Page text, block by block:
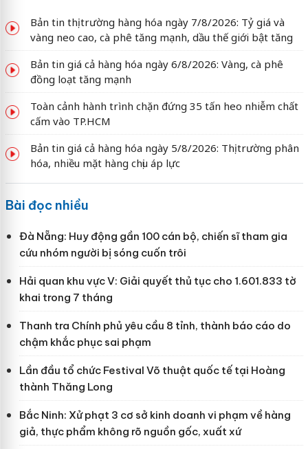
Bản tin thị trường hàng hóa ngày 7/8/2026: Tỷ giá và
vàng neo cao, cà phê tăng mạnh, dầu thế giới bật tăng
Bản tin giá cả hàng hóa ngày 6/8/2026: Vàng, cà phê
đồng loạt tăng mạnh
Toàn cảnh hành trình chặn đứng 35 tấn heo nhiễm chất
cấm vào TP.HCM
Bản tin giá cả hàng hóa ngày 5/8/2026: Thị trường phân
hóa, nhiều mặt hàng chịu áp lực
Bài đọc nhiều
Đà Nẵng: Huy động gần 100 cán bộ, chiến sĩ tham gia
cứu nhóm người bị sóng cuốn trôi
Hải quan khu vực V: Giải quyết thủ tục cho 1.601.833 tờ
khai trong 7 tháng
Thanh tra Chính phủ yêu cầu 8 tỉnh, thành báo cáo do
chậm khắc phục sai phạm
Lần đầu tổ chức Festival Võ thuật quốc tế tại Hoàng
thành Thăng Long
Bắc Ninh: Xử phạt 3 cơ sở kinh doanh vi phạm về hàng
giả, thực phẩm không rõ nguồn gốc, xuất xứ